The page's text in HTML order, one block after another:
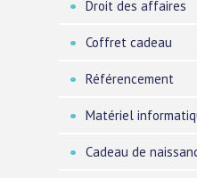
Droit des affaires
Coffret cadeau
Référencement
Matériel
Cadeau de